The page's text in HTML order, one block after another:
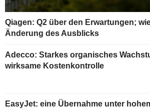
Qiagen: Q2 über den Erwartungen;
Änderung des Ausblicks
Adecco: Starkes organisches
wirksame Kostenkontrolle
EasyJet: eine Übernahme unter